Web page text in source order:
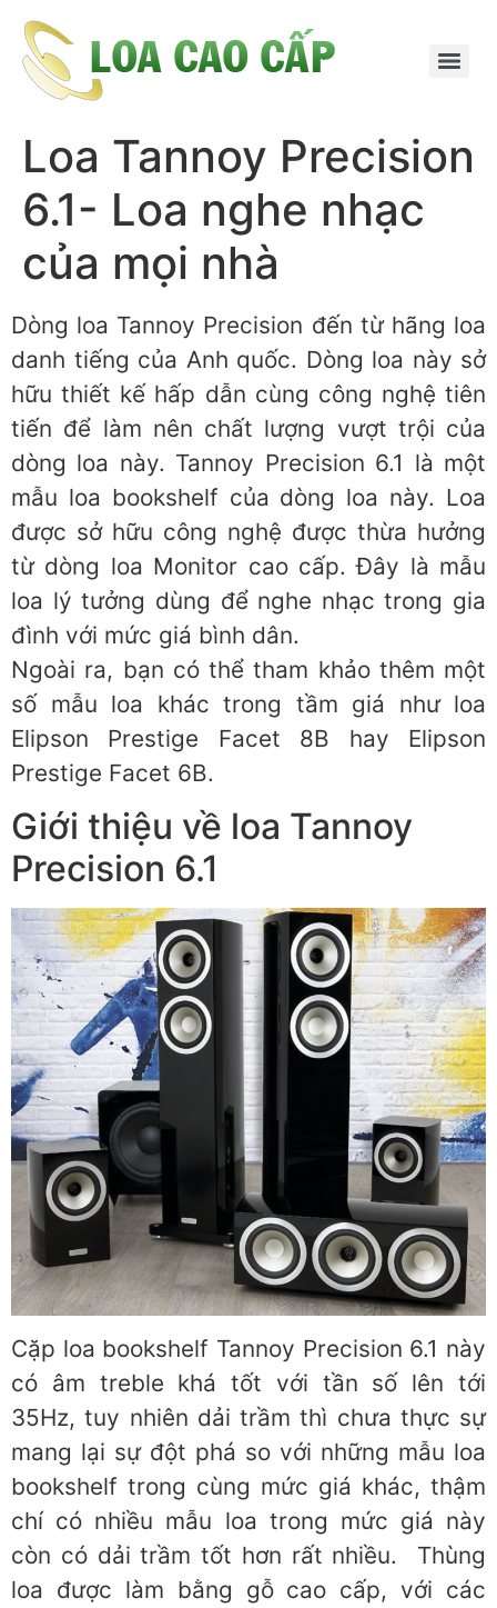
Loa Tannoy Precision
6.1- Loa nghe nhạc
của mọi nhà
Dòng loa Tannoy Precision đến từ hãng loa
danh tiếng của Anh quốc. Dòng loa này sở
hữu thiết kế hấp dẫn cùng công nghệ tiên
tiến để làm nên chất lượng vượt trội của
dòng loa này. Tannoy Precision 6.1 là một
mẫu loa bookshelf của dòng loa này. Loa
được sở hữu công nghệ được thừa hưởng
từ dòng loa Monitor cao cấp. Đây là mẫu
loa lý tưởng dùng để nghe nhạc trong gia
đình với mức giá bình dân.
Ngoài ra, bạn có thể tham khảo thêm một
số mẫu loa khác trong tầm giá như loa
Elipson Prestige Facet 8B hay Elipson
Prestige Facet 6B.
Giới thiệu về loa Tannoy
Precision 6.1
Cặp loa bookshelf Tannoy Precision 6.1 này
có âm treble khá tốt với tần số lên tới
35Hz, tuy nhiên dải trầm thì chưa thực sự
mang lại sự đột phá so với những mẫu loa
bookshelf trong cùng mức giá khác, thậm
chí có nhiều mẫu loa trong mức giá này
còn có dải trầm tốt hơn rất nhiều. Thùng
loa được làm bằng gỗ cao cấp, với các